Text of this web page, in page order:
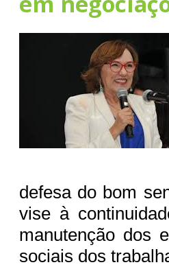
defesa do bom
vise à
manutenção dos
sociais dos